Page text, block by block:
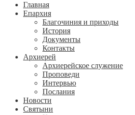
Главная
Епархия
Благочиния и приходы
История
Документы
Контакты
Архиерей
Архиерейское служение
Проповеди
Интервью
Послания
Новости
Святыни